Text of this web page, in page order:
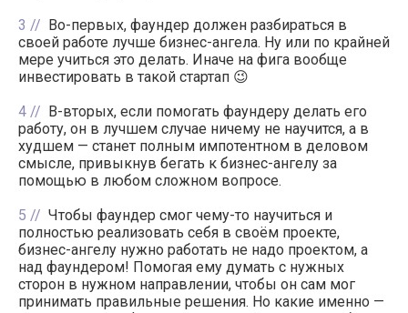
3
Во-первых, фаундер должен разбираться в
своей работе лучше бизнес-ангела. Ну или по крайней
мере учиться это делать. Иначе на фига вообще
инвестировать в такой стартап 😉
4
В-вторых, если помогать фаундеру делать его
работу, он в лучшем случае ничему не научится, а в
худшем — станет полным импотентном в деловом
смысле, привыкнув бегать к бизнес-ангелу за
помощью в любом сложном вопросе.
5
Чтобы фаундер смог чему-то научиться и
полностью реализовать себя в своём проекте,
бизнес-ангелу нужно работать не надо проектом, а
над фаундером! Помогая ему думать с нужных
сторон в нужном направлении, чтобы он сам мог
принимать правильные решения. Но какие именно —